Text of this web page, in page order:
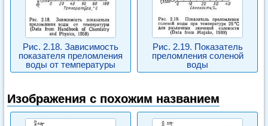
Рис. 2.18. Зависимость
показателя преломления
воды от температуры
Рис. 2.19. Показатель
преломления соленой
воды
Изображения с похожим названием